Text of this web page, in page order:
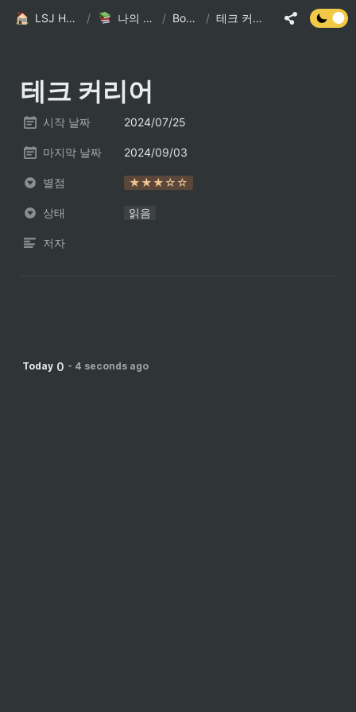
LSJ HOME / 나의 책장 / Books / 테크 커리어
테크 커리어
시작 날짜 2024/07/25
마지막 날짜 2024/09/03
별점 ★★★☆☆
상태 읽음
저자
Today 0 - 4 seconds ago